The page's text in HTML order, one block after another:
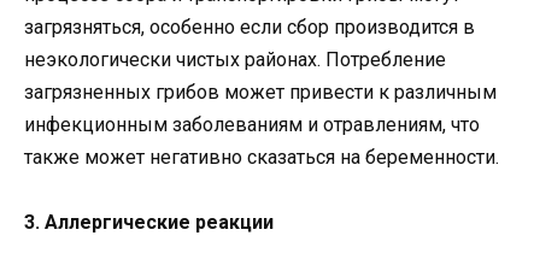
загрязняться, особенно если сбор производится в
неэкологически чистых районах. Потребление
загрязненных грибов может привести к различным
инфекционным заболеваниям и отравлениям, что
также может негативно сказаться на беременности.
3. Аллергические реакции